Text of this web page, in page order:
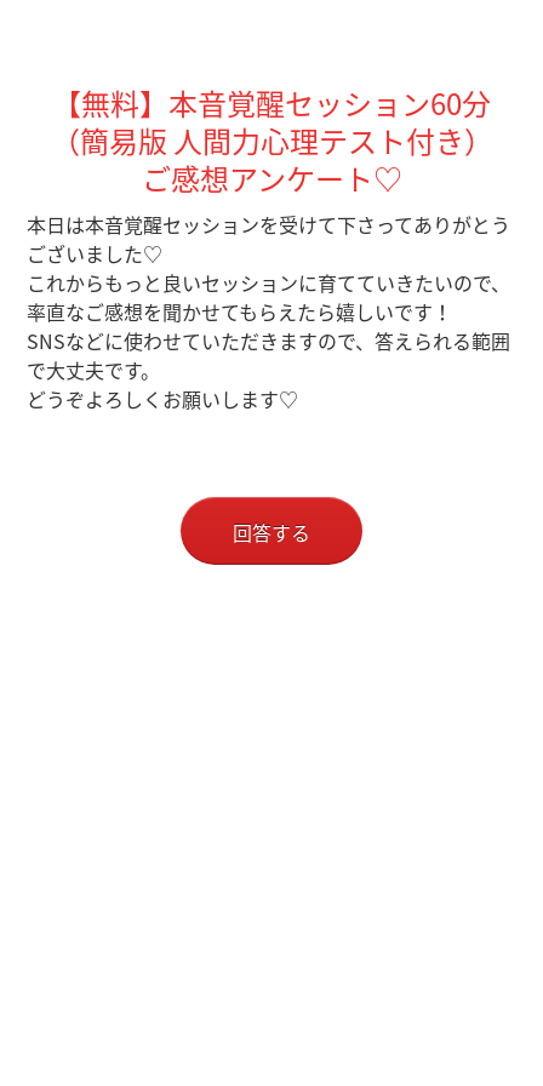
【無料】本音覚醒セッション60分
（簡易版 人間力心理テスト付き）
ご感想アンケート♡
本日は本音覚醒セッションを受けて下さってありがとう
ございました♡
これからもっと良いセッションに育てていきたいので、
率直なご感想を聞かせてもらえたら嬉しいです！
SNSなどに使わせていただきますので、答えられる範囲
で大丈夫です。
どうぞよろしくお願いします♡
回答する